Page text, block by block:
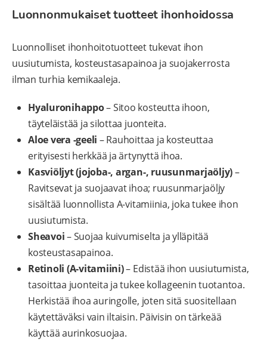
Luonnonmukaiset tuotteet ihonhoidossa
Luonnolliset ihonhoitotuotteet tukevat ihon
uusiutumista, kosteustasapainoa ja suojakerrosta
ilman turhia kemikaaleja.
Hyaluronihappo– Sitoo kosteutta ihoon,
täyteläistää ja silottaa juonteita.
Aloe vera -geeli – Rauhoittaa ja kosteuttaa
erityisesti herkkää ja ärtynyttä ihoa.
Kasviöljyt (jojoba-, argan-, ruusunmarjaöljy)–
Ravitsevat ja suojaavat ihoa; ruusunmarjaöljy
sisältää luonnollista A-vitamiinia, joka tukee ihon
uusiutumista.
Sheavoi– Suojaa kuivumiselta ja ylläpitää
kosteustasapainoa.
Retinoli (A-vitamiini)– Edistää ihon uusiutumista,
tasoittaa juonteita ja tukee kollageenin tuotantoa.
Herkistää ihoa auringolle, joten sitä suositellaan
käytettäväksi vain iltaisin. Päivisin on tärkeää
käyttää aurinkosuojaa.